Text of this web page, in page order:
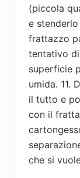
(piccola
e
frattazzo
tentativo
superficie
umida. 11.
il tutto e
con il
che si